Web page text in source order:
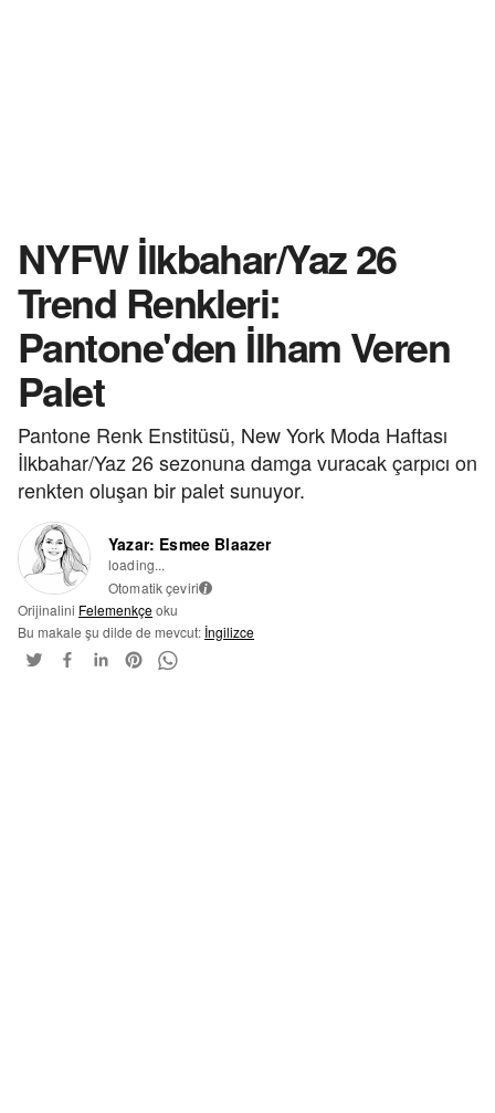
NYFW İlkbahar/Yaz 26
Trend Renkleri:
Pantone'den İlham Veren
Palet
Pantone Renk Enstitüsü, New York Moda Haftası
İlkbahar/Yaz 26 sezonuna damga vuracak çarpıcı on
renkten oluşan bir palet sunuyor.
Yazar: Esmee Blaazer
loading...
Otomatik çeviri i
Orijinalini Felemenkçeoku
Bu makale şu dilde de mevcut: İngilizce